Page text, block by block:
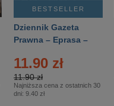
BESTSELLER
Dziennik Gazeta
Prawna – Eprasa –
11.90 zł
11.90 zł
Najniższa cena z ostatnich 30
dni: 9.40 zł